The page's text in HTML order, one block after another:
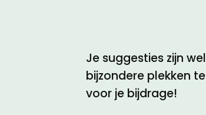
Je suggesties zijn
bijzondere plekken
voor je bijdrage!